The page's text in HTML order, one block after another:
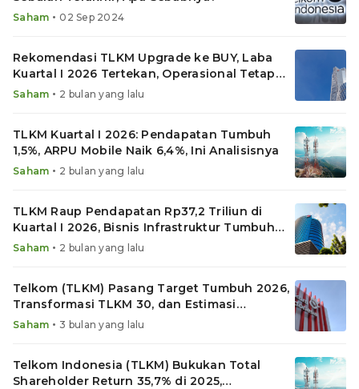
Saham • 02 Sep 2024
Rekomendasi TLKM Upgrade ke BUY, Laba
Kuartal I 2026 Tertekan, Operasional Tetap
Solid
Saham • 2 bulan yang lalu
TLKM Kuartal I 2026: Pendapatan Tumbuh
1,5%, ARPU Mobile Naik 6,4%, Ini Analisisnya
Saham • 2 bulan yang lalu
TLKM Raup Pendapatan Rp37,2 Triliun di
Kuartal I 2026, Bisnis Infrastruktur Tumbuh
6,8%
Saham • 2 bulan yang lalu
Telkom (TLKM) Pasang Target Tumbuh 2026,
Transformasi TLKM 30, dan Estimasi
Dividennya
Saham • 3 bulan yang lalu
Telkom Indonesia (TLKM) Bukukan Total
Shareholder Return 35,7% di 2025,